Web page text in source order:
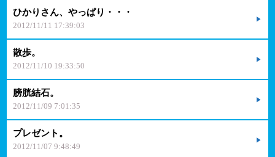
ひかりさん、やっぱり・・・
2012/11/11 17:39:03
散歩。
2012/11/10 19:33:50
膀胱結石。
2012/11/09 7:01:35
プレゼント。
2012/11/07 9:48:49